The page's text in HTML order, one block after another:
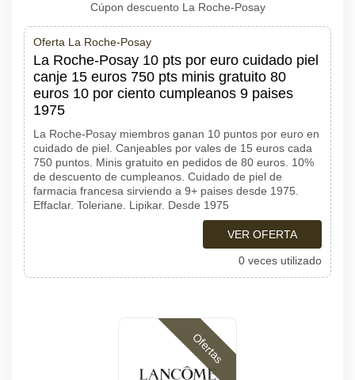
Cúpon descuento La Roche-Posay
Oferta La Roche-Posay
La Roche-Posay 10 pts por euro cuidado piel
canje 15 euros 750 pts minis gratuito 80
euros 10 por ciento cumpleanos 9 paises
1975
La Roche-Posay miembros ganan 10 puntos por euro en
cuidado de piel. Canjeables por vales de 15 euros cada
750 puntos. Minis gratuito en pedidos de 80 euros. 10%
de descuento de cumpleanos. Cuidado de piel de
farmacia francesa sirviendo a 9+ paises desde 1975.
Effaclar. Toleriane. Lipikar. Desde 1975
VER OFERTA
0 veces utilizado
Ofertas